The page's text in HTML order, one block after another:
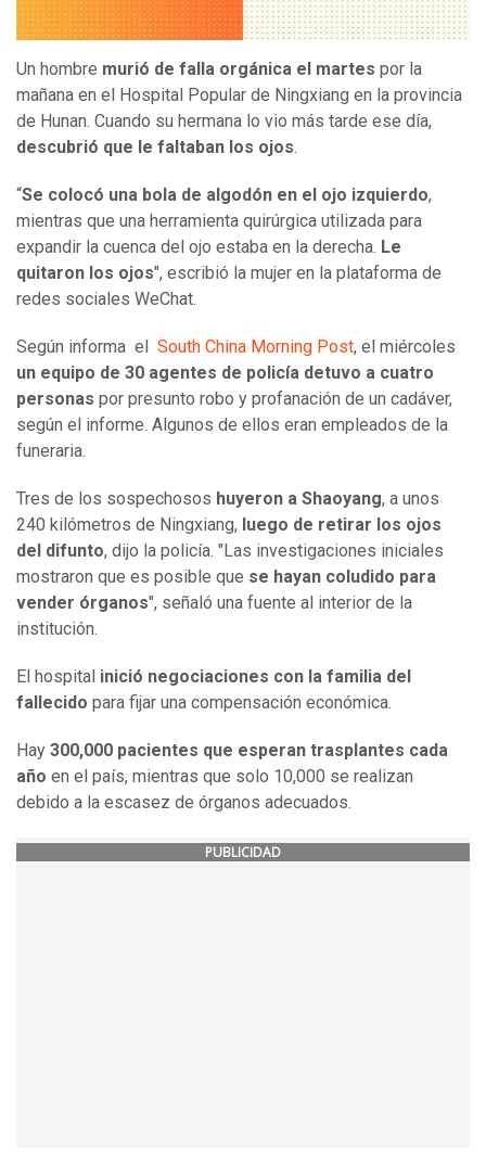
Un hombre murió de falla orgánica el martes por la
mañana en el Hospital Popular de Ningxiang en la provincia
de Hunan. Cuando su hermana lo vio más tarde ese día,
descubrió que le faltaban los ojos.
“Se colocó una bola de algodón en el ojo izquierdo,
mientras que una herramienta quirúrgica utilizada para
expandir la cuenca del ojo estaba en la derecha. Le
quitaron los ojos", escribió la mujer en la plataforma de
redes sociales WeChat.
Según informa el South China Morning Post, el miércoles
un equipo de 30 agentes de policía detuvo a cuatro
personas por presunto robo y profanación de un cadáver,
según el informe. Algunos de ellos eran empleados de la
funeraria.
Tres de los sospechosos huyeron a Shaoyang, a unos
240 kilómetros de Ningxiang, luego de retirar los ojos
del difunto, dijo la policía. "Las investigaciones iniciales
mostraron que es posible que se hayan coludido para
vender órganos", señaló una fuente al interior de la
institución.
El hospital inició negociaciones con la familia del
fallecido para fijar una compensación económica.
Hay 300,000 pacientes que esperan trasplantes cada
año en el país, mientras que solo 10,000 se realizan
debido a la escasez de órganos adecuados.
PUBLICIDAD